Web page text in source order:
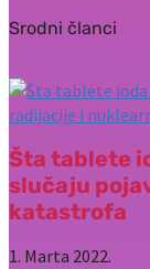
Srodni članci
Šta tablete
slučaju
katastrofa
1. Marta 2022.